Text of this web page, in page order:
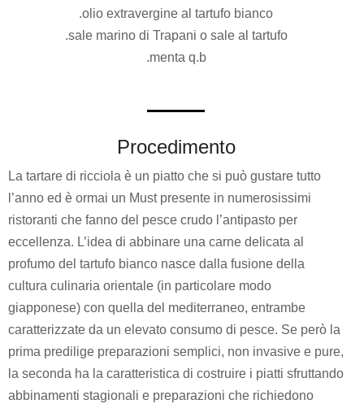
.olio extravergine al tartufo bianco
.sale marino di Trapani o sale al tartufo
.menta q.b
Procedimento
La tartare di ricciola è un piatto che si può gustare tutto
l’anno ed è ormai un Must presente in numerosissimi
ristoranti che fanno del pesce crudo l’antipasto per
eccellenza. L’idea di abbinare una carne delicata al
profumo del tartufo bianco nasce dalla fusione della
cultura culinaria orientale (in particolare modo
giapponese) con quella del mediterraneo, entrambe
caratterizzate da un elevato consumo di pesce. Se però la
prima predilige preparazioni semplici, non invasive e pure,
la seconda ha la caratteristica di costruire i piatti sfruttando
abbinamenti stagionali e preparazioni che richiedono